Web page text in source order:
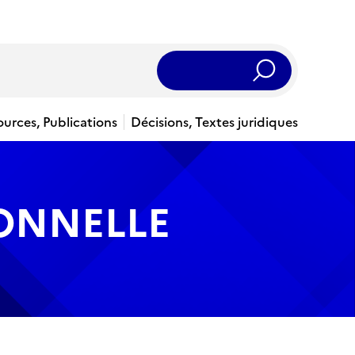
Rechercher
Publications
Décisions, Textes juridiques